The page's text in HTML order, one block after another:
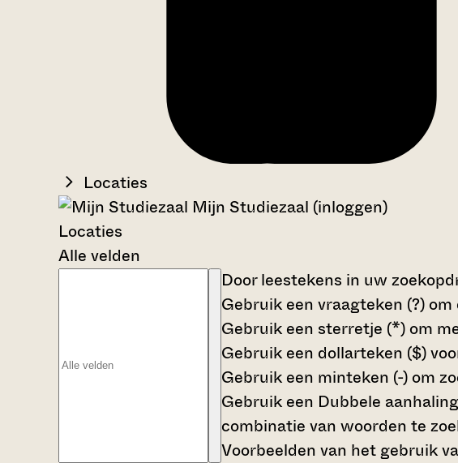
Locaties
Mijn Studiezaal (inloggen)
Locaties
Alle velden
Door leestekens in uw
Gebruik een vraagteken (?) om
Gebruik een sterretje (*) om
Gebruik een dollarteken ($)
Gebruik een minteken (-) om
Gebruik een Dubbele
combinatie van woorden te
Voorbeelden van het gebruik